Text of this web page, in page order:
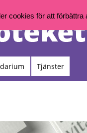
Tjänster
cookies för att